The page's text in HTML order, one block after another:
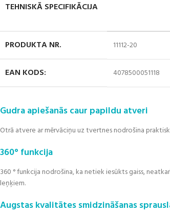
TEHNISKĀ SPECIFIKĀCIJA
PRODUKTA NR. 11112-20
EAN KODS: 4078500051118
Gudra apiešanās caur papildu atveri
Otrā atvere ar mērvāciņu uz tvertnes nodrošina
360° funkcija
360 ° funkcija nodrošina, ka netiek iesūkts gaiss,
leņķiem.
Augstas kvalitātes smidzināšanas